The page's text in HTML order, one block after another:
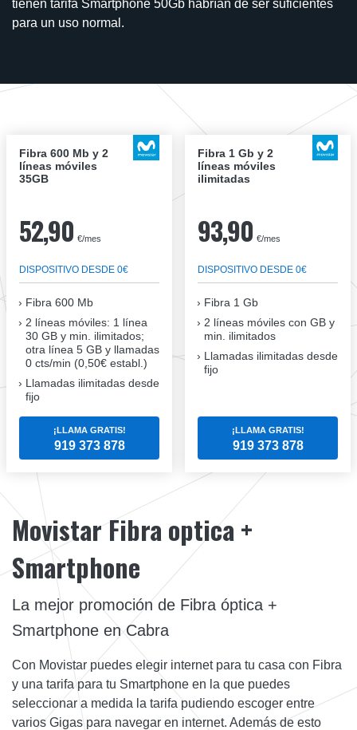
tienen tarifa Smartphone 50Gb habrían de ser suficientes
para un uso normal.
Fibra 600 Mb y 2
líneas móviles
35GB
52,90 €/mes
DISPOSITIVO DESDE 0€
Fibra 600 Mb
2 líneas móviles: 1 línea
30 GB y min. ilimitados;
otra línea 5 GB y llamadas
0 cts/min (0,50€ establ.)
Llamadas ilimitadas desde
fijo
¡LLAMA GRATIS!
919 373 878
Fibra 1 Gb y 2
líneas móviles
ilimitadas
93,90 €/mes
DISPOSITIVO DESDE 0€
Fibra 1 Gb
2 líneas móviles con GB y
min. ilimitados
Llamadas ilimitadas desde
fijo
¡LLAMA GRATIS!
919 373 878
Movistar Fibra optica +
Smartphone
La mejor promoción de Fibra óptica +
Smartphone en Cabra
Con Movistar puedes elegir internet para tu casa con Fibra
y una tarifa para tu Smartphone en la que puedes
seleccionar a medida la tarifa pudiendo escoger entre
varios Gigas para navegar en internet. Además de esto